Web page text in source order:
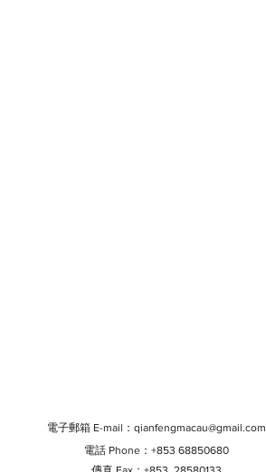
電子郵箱 E-mail： qianfengmacau@gmail.com
電話 Phone：+853 68850680